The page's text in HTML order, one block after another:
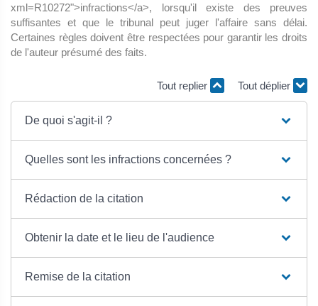
xml=R10272">infractions</a>, lorsqu'il existe des preuves
suffisantes et que le tribunal peut juger l'affaire sans délai.
Certaines règles doivent être respectées pour garantir les droits
de l'auteur présumé des faits.
Tout replier Tout déplier
De quoi s'agit-il ?
Quelles sont les infractions concernées ?
Rédaction de la citation
Obtenir la date et le lieu de l'audience
Remise de la citation